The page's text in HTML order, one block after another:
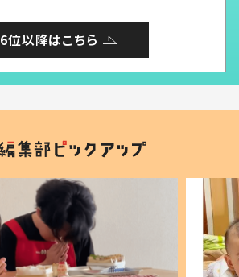
6位以降はこちら